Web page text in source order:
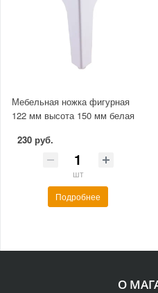
Мебельная ножка фигурная
122 мм высота 150 мм белая
230 руб.
шт
Подробнее
О